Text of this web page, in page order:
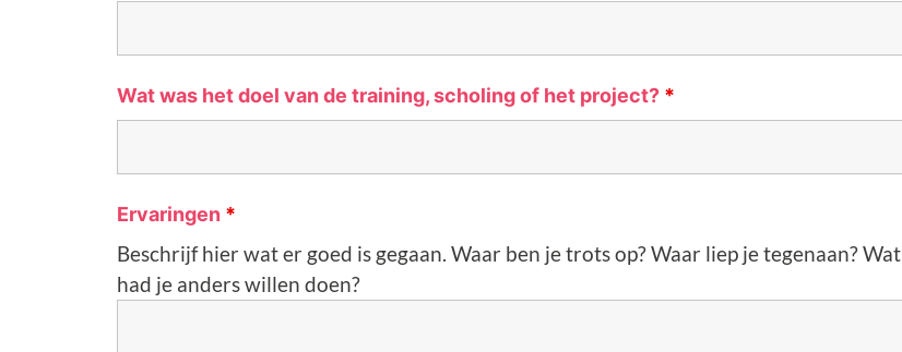
Wat was het doel van de training, scholing of het project? *
Ervaringen *
Beschrijf hier wat er goed is gegaan. Waar ben je trots op? Waar liep je tegenaan? Wat
had je anders willen doen?